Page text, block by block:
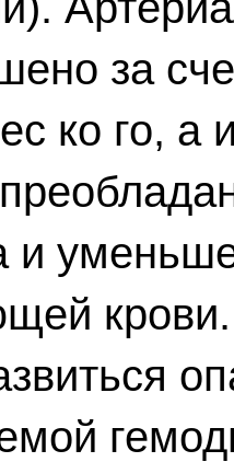
за
ко го, а
и